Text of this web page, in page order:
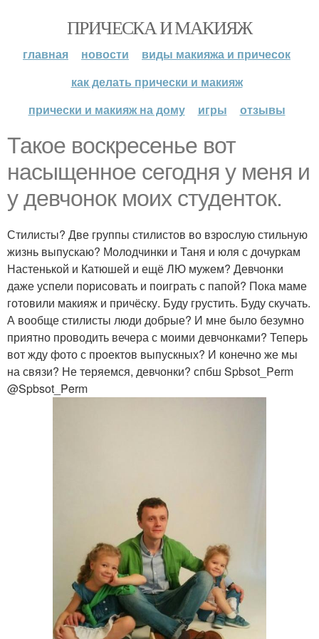
ПРИЧЕСКА И МАКИЯЖ
главная новости
виды макияжа и причесок
как делать прически и макияж
прически и макияж на дому
игры отзывы
Такое воскресенье вот
насыщенное сегодня у меня и
у девчонок моих студенток.
Стилисты? Две группы стилистов во взрослую стильную
жизнь выпускаю? Молодчинки и Таня и юля с дочуркам
Настенькой и Катюшей и ещё ЛЮ мужем? Девчонки
даже успели порисовать и поиграть с папой? Пока маме
готовили макияж и причёску. Буду грустить. Буду скучать.
А вообще стилисты люди добрые? И мне было безумно
приятно проводить вечера с моими девчонками? Теперь
вот жду фото с проектов выпускных? И конечно же мы
на связи? Не теряемся, девчонки? спбш Spbsot_Perm
@Spbsot_Perm